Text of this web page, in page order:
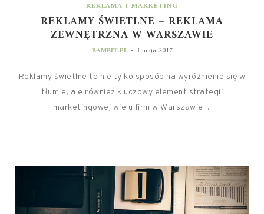
REKLAMA I MARKETING
REKLAMY ŚWIETLNE – REKLAMA
ZEWNĘTRZNA W WARSZAWIE
BAMBIT.PL - 3 maja 2017
Reklamy świetlne to nie tylko sposób na wyróżnienie się w
tłumie, ale również kluczowy element strategii
marketingowej wielu firm w Warszawie....